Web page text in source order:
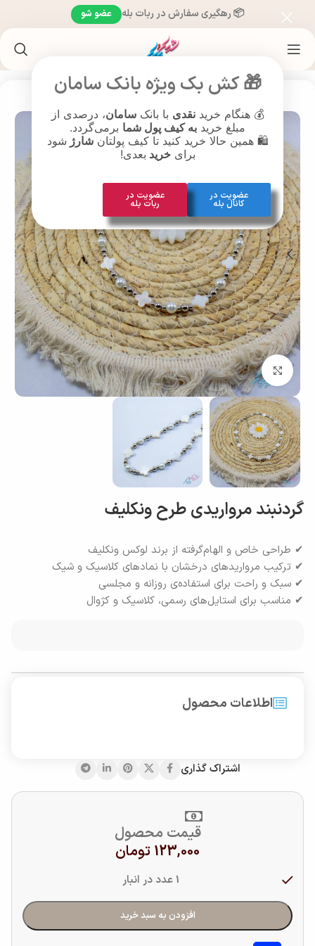
🎁 کش بک ویژه بانک سامان
💰 هنگام خریدنقدی با بانکسامان، درصدی از
مبلغ خرید به کیف پول شما برمی‌گردد.
🛍️ همین حالا خرید کنید تا کیف پولتانشارژ شود
برایخرید بعدی!
عضویت در
کانال بله
عضویت در
ربات بله
📦 رهگیری سفارش در ربات بله عضو شو
بزرگنمایی تصویر
گردنبند مرواریدی طرح ونکلیف
✔ طراحی خاص و الهام‌گرفته از برند لوکس ونکلیف
✔ ترکیب مرواریدهای درخشان با نمادهای کلاسیک و شیک
✔ سبک و راحت برای استفاده‌ی روزانه و مجلسی
✔ مناسب برای استایل‌های رسمی، کلاسیک و کژوال
اطلاعات محصول
اشتراک گذاری
قیمت محصول
123,000 تومان
1 عدد در انبار
افزودن به سبد خرید